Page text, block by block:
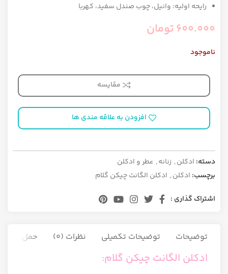
رایحه اولیه: وانیل، چوب صندل سفید، کهربا
600.000تومان
ناموجود
مقایسه
افزودن به علاقه مندی ها
دسته: ادکلن, زنانه, عطر و ادکلن
برچسب: ادکلن, ادکلن الگانت چیکن گلام
اشتراک گذاری :
توضیحات توضیحات تکمیلی نظرات (0) حمل و نقل
ادکلن الگانت چیکن گلام: